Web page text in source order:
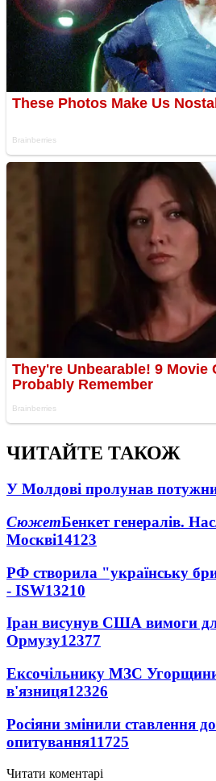
ЧИТАЙТЕ ТАКОЖ
У Молдові пролунав
СюжетБенкет генералів.
Москві14123
РФ створила "українську
- ISW13210
Іран висунув США вимоги
Ормузу12377
Ексочільнику МЗС
в'язниця12326
Росіяни змінили ставлення
опитування11725
Читати коментарі